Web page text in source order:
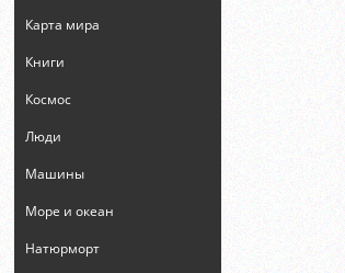
Карта мира
Книги
Космос
Люди
Машины
Море и океан
Натюрморт